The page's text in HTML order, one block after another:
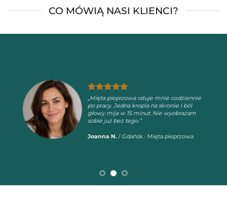
CO MÓWIĄ NASI KLIENCI?
„Mięta pieprzowa ratuje mnie codziennie
po pracy. Jedna kropla na skronie i ból
głowy mija w 15 minut. Nie wyobrażam
sobie już bez tego.”
Joanna N. / Gdańsk · Mięta pieprzowa